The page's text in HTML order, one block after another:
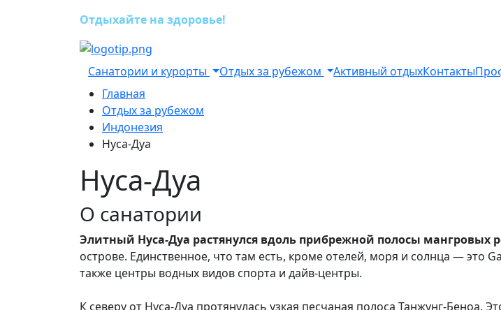
Отдыхайте на здоровье!
Санатории и курорты Отдых за рубежом Активный отдыхКонтакты
Главная
Отдых за рубежом
Индонезия
Нуса-Дуа
Нуса-Дуа
О санатории
Элитный Нуса-Дуа растянулся вдоль прибрежной полосы мангровых
острове. Единственное, что там есть, кроме отелей, моря и солнца — это
также центры водных видов спорта и дайв-центры.
К северу от Нуса-Дуа протянулась узкая песчаная полоса Танжунг-Беноа.